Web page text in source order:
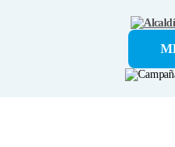
Alcaldía